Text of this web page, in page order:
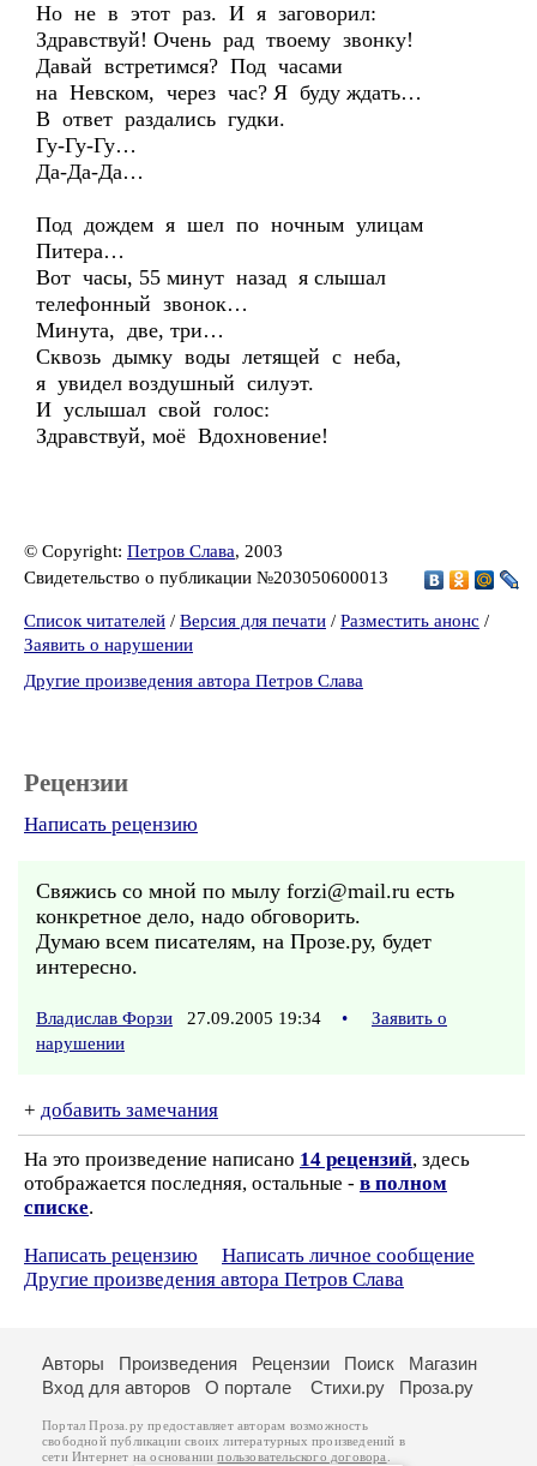
Но не в этот раз. И я заговорил:
Здравствуй! Очень рад твоему звонку!
Давай встретимся? Под часами
на Невском, через час? Я буду ждать…
В ответ раздались гудки.
Гу-Гу-Гу…
Да-Да-Да…
Под дождем я шел по ночным улицам
Питера…
Вот часы, 55 минут назад я слышал
телефонный звонок…
Минута, две, три…
Сквозь дымку воды летящей с неба,
я увидел воздушный силуэт.
И услышал свой голос:
Здравствуй, моё Вдохновение!
© Copyright: Петров Слава, 2003
Свидетельство о публикации №203050600013
Список читателей / Версия для печати / Разместить анонс /
Заявить о нарушении
Другие произведения автора Петров Слава
Рецензии
Написать рецензию
Свяжись со мной по мылу forzi@mail.ru есть
конкретное дело, надо обговорить.
Думаю всем писателям, на Прозе.ру, будет
интересно.
Владислав Форзи 27.09.2005 19:34 •
Заявить о
нарушении
+ добавить замечания
На это произведение написано 14 рецензий, здесь
отображается последняя, остальные - в полном
списке.
Написать рецензию
Написать личное сообщение
Другие произведения автора Петров Слава
Авторы Произведения Рецензии Поиск
Магазин
Вход для авторов
О портале Стихи.ру Проза.ру
Портал Проза.ру предоставляет авторам возможность
свободной публикации своих литературных произведений в
сети Интернет на основаниипользовательского договора